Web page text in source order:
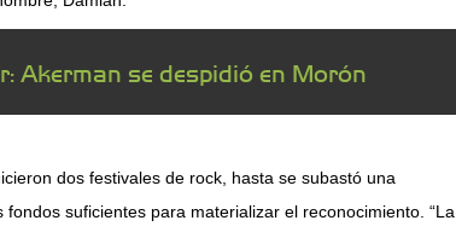
Akerman se despidió en Morón
dos festivales de rock, hasta se subastó una
suficientes para materializar el reconocimiento. “La